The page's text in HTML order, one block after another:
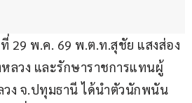
29 พ.ค. 69 พ.ต.ท.สุชัย แสงส่อง
ลวง และรักษาราชการแทนผู้
วง จ.ปทุมธานี ได้นำตัวนักพนัน